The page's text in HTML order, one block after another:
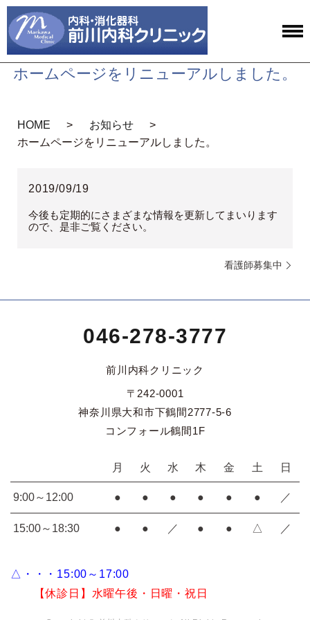
ホームページをリニューアルしました。
HOME
お知らせ
ホームページをリニューアルしました。
2019/09/19
今後も定期的にさまざまな情報を更新してまいります
ので、是非ご覧ください。
看護師募集中
046-278-3777
前川内科クリニック
〒242-0001
神奈川県大和市下鶴間2777-5-6
コンフォール鶴間1F
月 火 水 木 金 土 日
9:00～12:00 ● ● ● ● ● ● ／
15:00～18:30 ● ● ／ ● ● △ ／
△・・・15:00～17:00
【休診日】水曜午後・日曜・祝日